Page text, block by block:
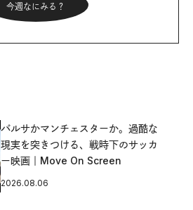
今週なにみる？
バルサかマンチェスターか。過酷な
現実を突きつける、戦時下のサッカ
ー映画｜Move On Screen
2026.08.06